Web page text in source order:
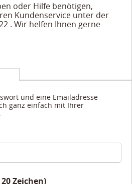
und eine Emailadresse
ganz einfach mit Ihrer
Zeichen)
oder Hilfe benötigen,
Kundenservice unter der
. Wir helfen Ihnen gerne